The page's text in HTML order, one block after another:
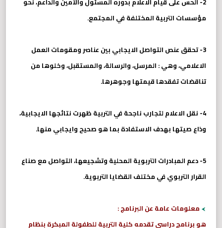
مؤسسات التربية المختلفة في المجتمع.
3- تحقق عنص التواصل الايجابي بين عناصر ومقومات العمل
الاعلامي، وهي : المرسل، والرسالة، والمستقبل، وخلوها من
تناقضات تفقدها قيمتها وجوهرها.
4- نقل الاعلام لتجارب ناجحة في التربية ظهرت نتائجها الايجابية،
وذاع صيتها بهدف الاستفادة بما هو صحيح وايجابي منها.
5- دعم المبادرات التربوية المحلية وتشجيعها، التواصل مع صناع
القرار التربوي في مختلف القضايا التربوية.
معلومات عامة عن البرنامج :
هو برنامج دراسي تقدمه كلية التربية للطفولة المبكرة بنظام